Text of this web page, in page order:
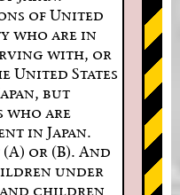
of United
who are in
with, or
United States
but
who are
in Japan.
or (B). And
under
and children